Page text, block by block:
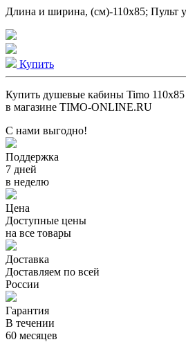
Длина и ширина, (см)-110x85; Пульт
Купить
Купить душевые кабины Timo
в магазине TIMO-ONLINE.RU
С нами выгодно!
Поддержка
7 дней
в неделю
Цена
Доступные цены
на все товары
Доставка
Доставляем по всей
России
Гарантия
В течении
60 месяцев